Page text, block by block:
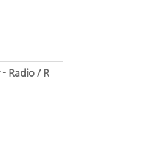
Radio / R